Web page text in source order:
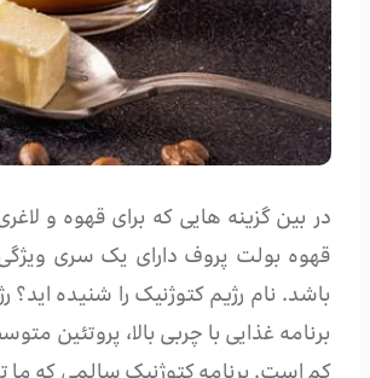
در بین گزینه هایی که برای قهوه و
قهوه بولت پروف دارای یک سری
باشد. نام رژیم کتوژنیک را شنیده اید؟
برنامه غذایی با چربی بالا، پروتئین